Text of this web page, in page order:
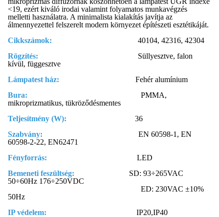
<19, ezért kiváló irodai valamint folyamatos munkavégzés
melletti használatra. A minimalista kialakítás javítja az
álmennyezettel felszerelt modern környezet építészeti esztétikáját.
Cikkszámok: 40104, 42316, 42304
Rögzítés: Süllyesztve, falon
kívül, függesztve
Lámpatest ház:
Fehér alumínium
Bura:
PMMA,
mikroprizmatikus, tükröződésmentes
Teljesítmény (W):
36
Szabvány:
EN 60598-1, EN
60598-2-22, EN62471
Fényforrás:
LED
Bemeneti feszültség:
SD: 93÷265VAC
50÷60Hz 176÷250VDC
ED: 230VAC ±10%
50Hz
IP védelem:
IP20,IP40